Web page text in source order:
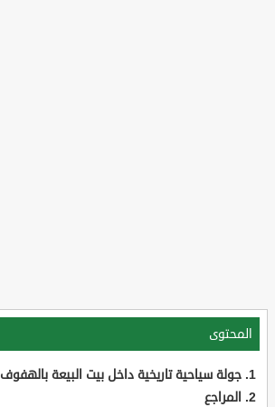
المحتوى
جولة سياحية تاريخية داخل بيت البيعة بالهفوف
المراجع